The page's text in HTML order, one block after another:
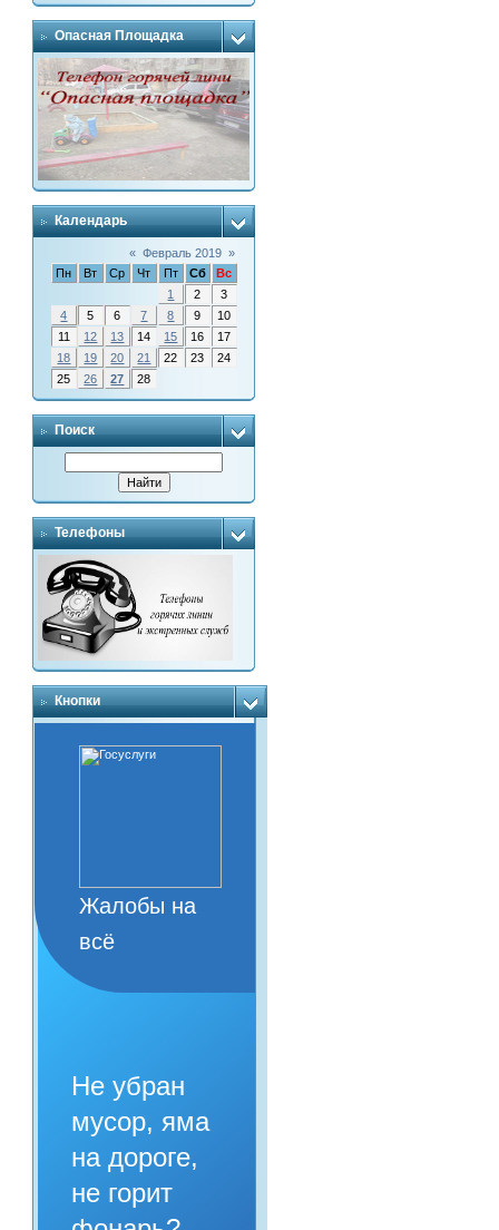
Опасная Площадка
Календарь
« Февраль 2019 »
Пн
Вт Ср Чт Пт Сб
Вс
1
2
3
4
5 6 7 8 9
10
11
12 13 14 15 16
17
18
19 20 21 22 23
24
25
26 27 28
Поиск
Телефоны
Кнопки
Жалобы на
всё
Не убран
мусор, яма
на дороге,
не горит